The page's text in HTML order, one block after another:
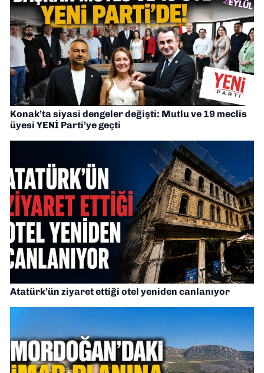
Konak’ta siyasi dengeler değişti: Mutlu ve 19 meclis
üyesi YENİ Parti’ye geçti
Atatürk’ün ziyaret ettiği otel yeniden canlanıyor